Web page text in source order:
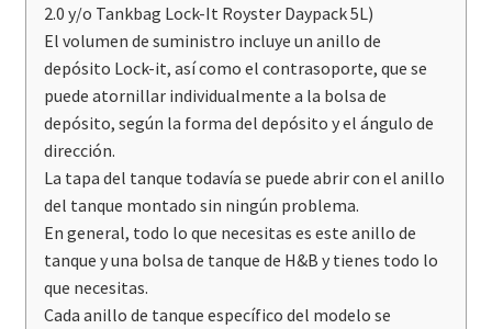
2.0 y/o Tankbag Lock-It Royster Daypack 5L)
El volumen de suministro incluye un anillo de
depósito Lock-it, así como el contrasoporte, que se
puede atornillar individualmente a la bolsa de
depósito, según la forma del depósito y el ángulo de
dirección.
La tapa del tanque todavía se puede abrir con el anillo
del tanque montado sin ningún problema.
En general, todo lo que necesitas es este anillo de
tanque y una bolsa de tanque de H&B y tienes todo lo
que necesitas.
Cada anillo de tanque específico del modelo se